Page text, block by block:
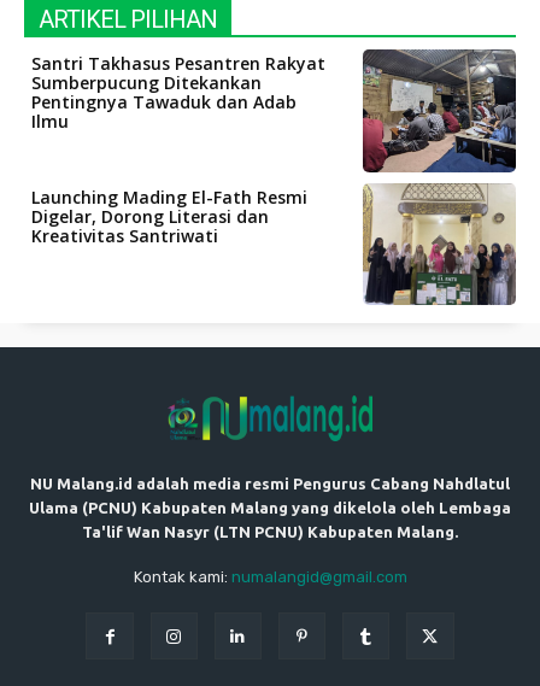
ARTIKEL PILIHAN
Santri Takhasus Pesantren Rakyat
Sumberpucung Ditekankan
Pentingnya Tawaduk dan Adab
Ilmu
Launching Mading El-Fath Resmi
Digelar, Dorong Literasi dan
Kreativitas Santriwati
NU Malang.id adalah media resmi Pengurus Cabang Nahdlatul
Ulama (PCNU) Kabupaten Malang yang dikelola oleh Lembaga
Ta'lif Wan Nasyr (LTN PCNU) Kabupaten Malang.
Kontak kami: numalangid@gmail.com